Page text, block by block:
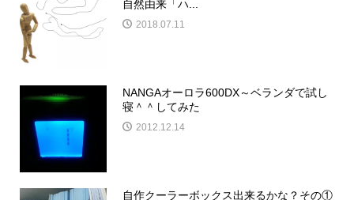
自然由来「ハ...
2018.07.11
NANGAオーロラ600DX～ベランダで試し
寝＾＾してみた
2012.12.14
自作クーラーボックス出来るかな？その①